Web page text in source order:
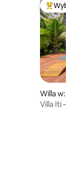
Willa
Villa Iti